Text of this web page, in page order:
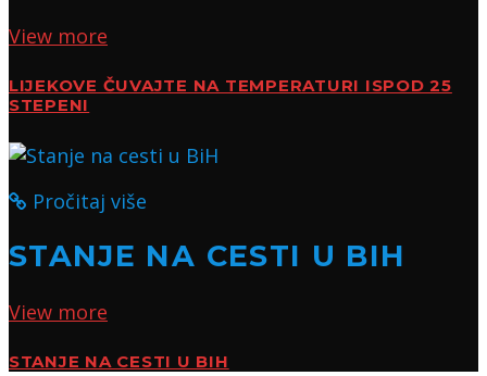
View more
LIJEKOVE ČUVAJTE NA TEMPERATURI ISPOD 25
STEPENI
Pročitaj više
STANJE NA CESTI U BIH
View more
STANJE NA CESTI U BIH